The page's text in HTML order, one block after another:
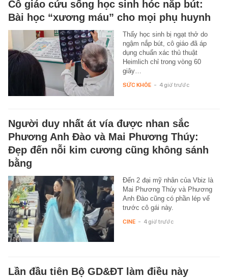
Cô giáo cứu sống học sinh hóc nắp bút:
Bài học “xương máu” cho mọi phụ huynh
Thấy học sinh bị ngạt thở do
ngậm nắp bút, cô giáo đã áp
dụng chuẩn xác thủ thuật
Heimlich chỉ trong vòng 60
giây…
SỨC KHỎE - 4 giờ trước
Người duy nhất át vía được nhan sắc
Phương Anh Đào và Mai Phương Thúy:
Đẹp đến nỗi kim cương cũng không sánh
bằng
Đến 2 đại mỹ nhân của Vbiz là
Mai Phương Thúy và Phương
Anh Đào cũng có phần lép vế
trước cô gái này.
CINE - 4 giờ trước
Lần đầu tiên Bộ GD&ĐT làm điều này